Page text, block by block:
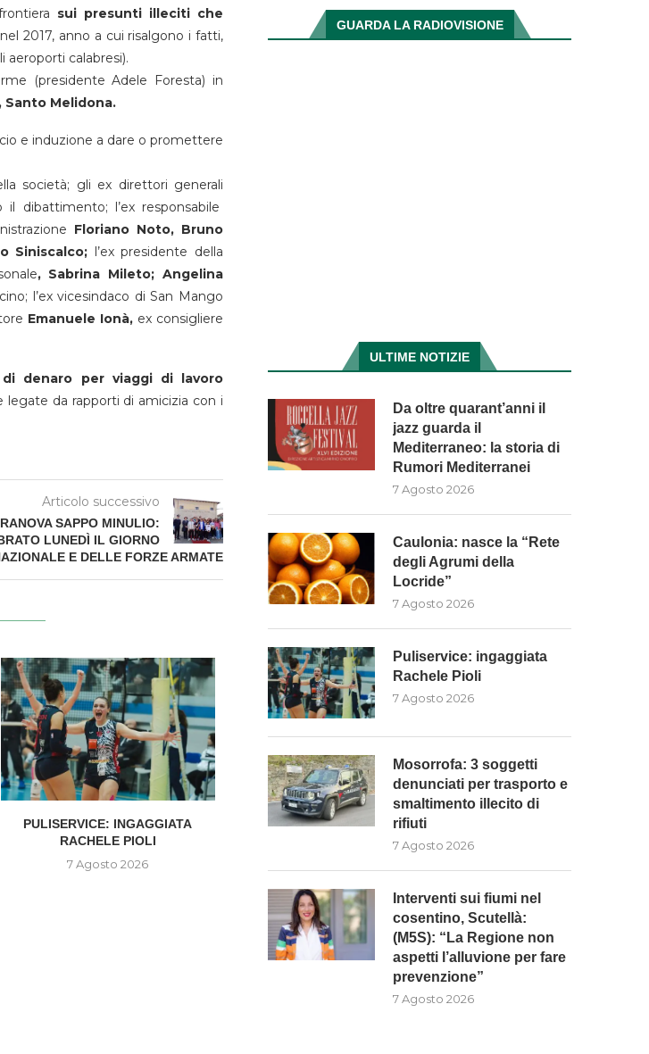
sui presunti illeciti che
2017, anno a cui risalgono i fatti,
calabresi).
(presidente Adele Foresta) in
Melidona.
e induzione a dare o promettere
società; gli ex direttori generali
dibattimento; l’ex responsabile
Floriano Noto, Bruno
Siniscalco; l’ex presidente della
, Sabrina Mileto; Angelina
l’ex vicesindaco di San Mango
Emanuele Ionà,ex consigliere
denaro per viaggi di lavoro
legate da rapporti di amicizia con i
Articolo successivo
SAPPO MINULIO:
LUNEDÌ IL GIORNO
E DELLE FORZE ARMATE
PULISERVICE: INGAGGIATA
RACHELE PIOLI
7 Agosto 2026
MOSORROFA: 3 SOGGETTI
DENUNCIATI PER TRASPORTO E
GUARDA LA RADIOVISIONE
ULTIME NOTIZIE
Da oltre quarant’anni il
jazz guarda il
Mediterraneo: la storia di
Rumori Mediterranei
7 Agosto 2026
Caulonia: nasce la “Rete
degli Agrumi della
Locride”
7 Agosto 2026
Puliservice: ingaggiata
Rachele Pioli
7 Agosto 2026
Mosorrofa: 3 soggetti
denunciati per trasporto e
smaltimento illecito di
rifiuti
7 Agosto 2026
Interventi sui fiumi nel
cosentino, Scutellà:
(M5S): “La Regione non
aspetti l’alluvione per fare
prevenzione”
7 Agosto 2026